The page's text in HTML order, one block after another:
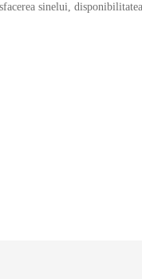
sinelui,